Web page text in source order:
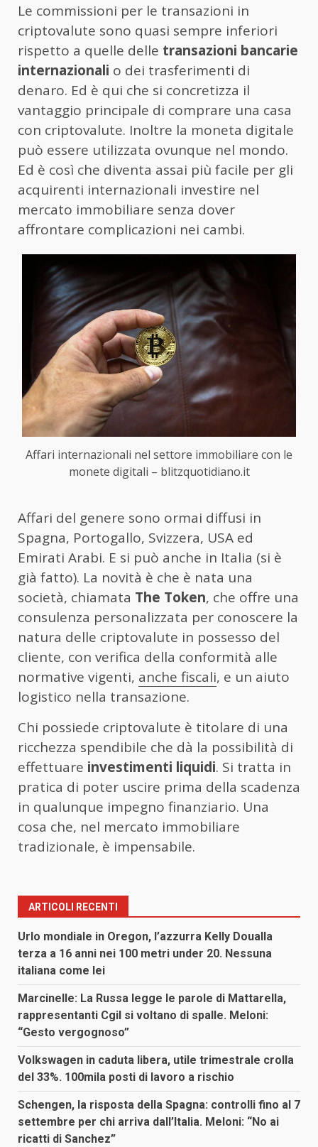
Le commissioni per le transazioni in
criptovalute sono quasi sempre inferiori
rispetto a quelle delle transazioni bancarie
internazionali o dei trasferimenti di
denaro. Ed è qui che si concretizza il
vantaggio principale di comprare una casa
con criptovalute. Inoltre la moneta digitale
può essere utilizzata ovunque nel mondo.
Ed è così che diventa assai più facile per gli
acquirenti internazionali investire nel
mercato immobiliare senza dover
affrontare complicazioni nei cambi.
Affari internazionali nel settore immobiliare con le
monete digitali – blitzquotidiano.it
Affari del genere sono ormai diffusi in
Spagna, Portogallo, Svizzera, USA ed
Emirati Arabi. E si può anche in Italia (si è
già fatto). La novità è che è nata una
società, chiamata The Token, che offre una
consulenza personalizzata per conoscere la
natura delle criptovalute in possesso del
cliente, con verifica della conformità alle
normative vigenti, anche fiscali, e un aiuto
logistico nella transazione.
Chi possiede criptovalute è titolare di una
ricchezza spendibile che dà la possibilità di
effettuare investimenti liquidi. Si tratta in
pratica di poter uscire prima della scadenza
in qualunque impegno finanziario. Una
cosa che, nel mercato immobiliare
tradizionale, è impensabile.
ARTICOLI RECENTI
Urlo mondiale in Oregon, l’azzurra Kelly Doualla
terza a 16 anni nei 100 metri under 20. Nessuna
italiana come lei
Marcinelle: La Russa legge le parole di Mattarella,
rappresentanti Cgil si voltano di spalle. Meloni:
“Gesto vergognoso”
Volkswagen in caduta libera, utile trimestrale crolla
del 33%. 100mila posti di lavoro a rischio
Schengen, la risposta della Spagna: controlli fino al 7
settembre per chi arriva dall’Italia. Meloni: “No ai
ricatti di Sanchez”